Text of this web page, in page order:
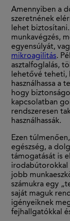
Amennyiben a
szeretnének
lehet
munkavégzés,
egyensúlyát,
mikroagilitás.
asztalfoglalás,
lehetővé teheti,
használhassa a
hogy
kapcsolatban
rendszeresen
használhassák.
Ezen
egészség, a
támogatását is
irodabútorokkal
jobb
számukra egy
saját maguk
igényeiknek
fejhallgatókkal